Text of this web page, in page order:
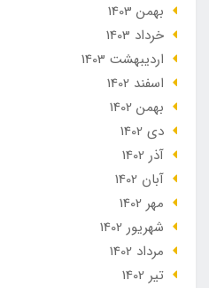
بهمن 1403
خرداد 1403
ارديبهشت 1403
اسفند 1402
بهمن 1402
دی 1402
آذر 1402
آبان 1402
مهر 1402
شهریور 1402
مرداد 1402
تير 1402